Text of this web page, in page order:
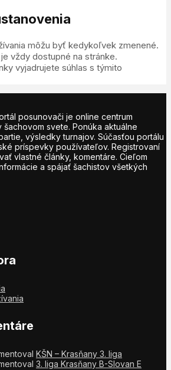
môžu byť kedykoľvek zmenené.
vždy dostupné na stránke.
vyjadrujete súhlas s týmito
posunovači je online centrum
svete. Ponúka aktuálne
výsledky turnajov. Súčasťou portálu
príspevky používateľov. Registrovaní
vlastné články, komentáre. Cieľom
a spájať šachistov všetkých
KŠN – Krasňany 3. liga
3. liga Krasňany B-Slovan E